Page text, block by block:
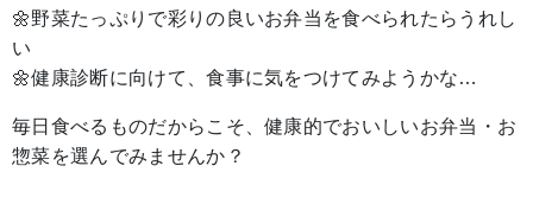
🌼野菜たっぷりで彩りの良いお弁当を食べられたらうれし
い
🌼健康診断に向けて、食事に気をつけてみようかな…
毎日食べるものだからこそ、健康的でおいしいお弁当・お
惣菜を選んでみませんか？